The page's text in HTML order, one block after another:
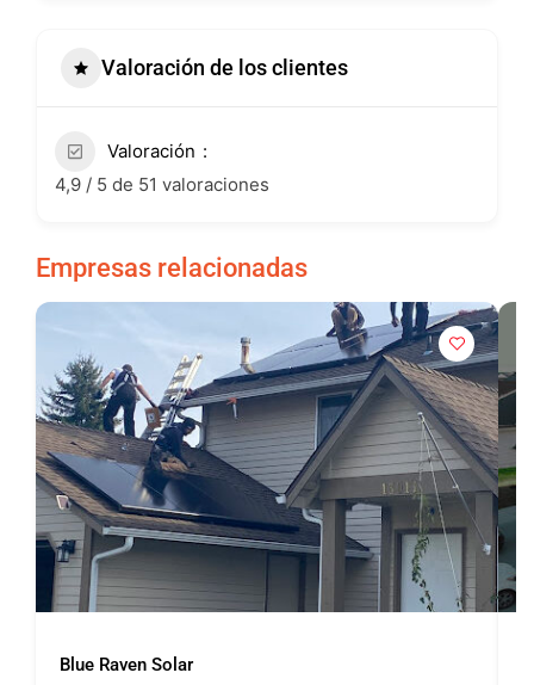
Valoración de los clientes
Valoración
4,9 / 5 de 51 valoraciones
Empresas relacionadas
Blue Raven Solar